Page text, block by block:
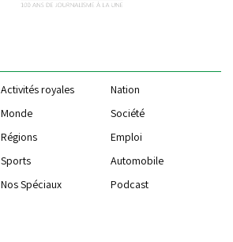
Activités royales
Nation
Monde
Société
Régions
Emploi
Sports
Automobile
Nos Spéciaux Podcast